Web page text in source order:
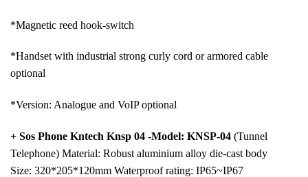
*Magnetic reed hook-switch
*Handset with industrial strong curly cord or armored cable
optional
*Version: Analogue and VoIP optional
+ Sos Phone Kntech Knsp 04 -Model: KNSP-04 (Tunnel
Telephone) Material: Robust aluminium alloy die-cast body
Size: 320*205*120mm Waterproof rating: IP65~IP67